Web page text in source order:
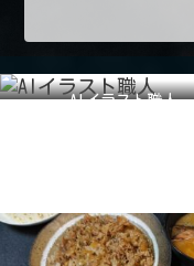
AIイラスト職人